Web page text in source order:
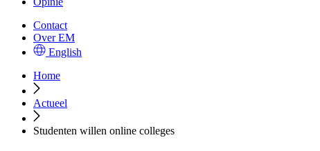
Contact
Over EM
English
Home
Actueel
Studenten willen online colleges